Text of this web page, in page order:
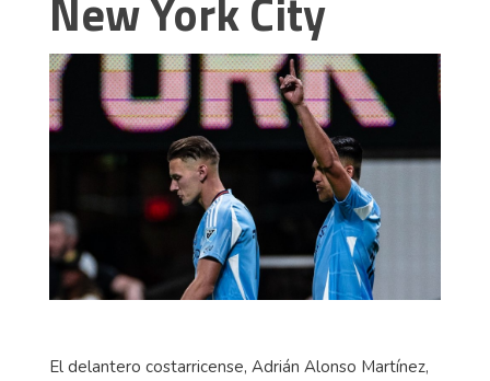
El delantero costarricense, Adrián Alonso Martínez,